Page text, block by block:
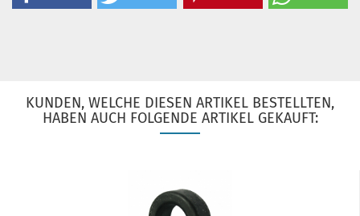
KUNDEN, WELCHE DIESEN ARTIKEL BESTELLTEN,
HABEN AUCH FOLGENDE ARTIKEL GEKAUFT: